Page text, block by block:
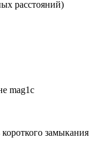
расстояний)
mag1c
замыкания